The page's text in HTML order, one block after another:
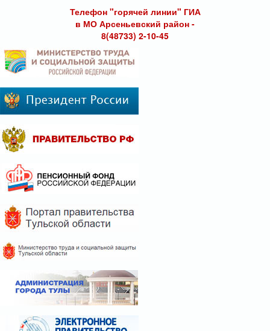
Телефон "горячей линии" ГИА
в МО Арсеньевский район -
8(48733) 2-10-45